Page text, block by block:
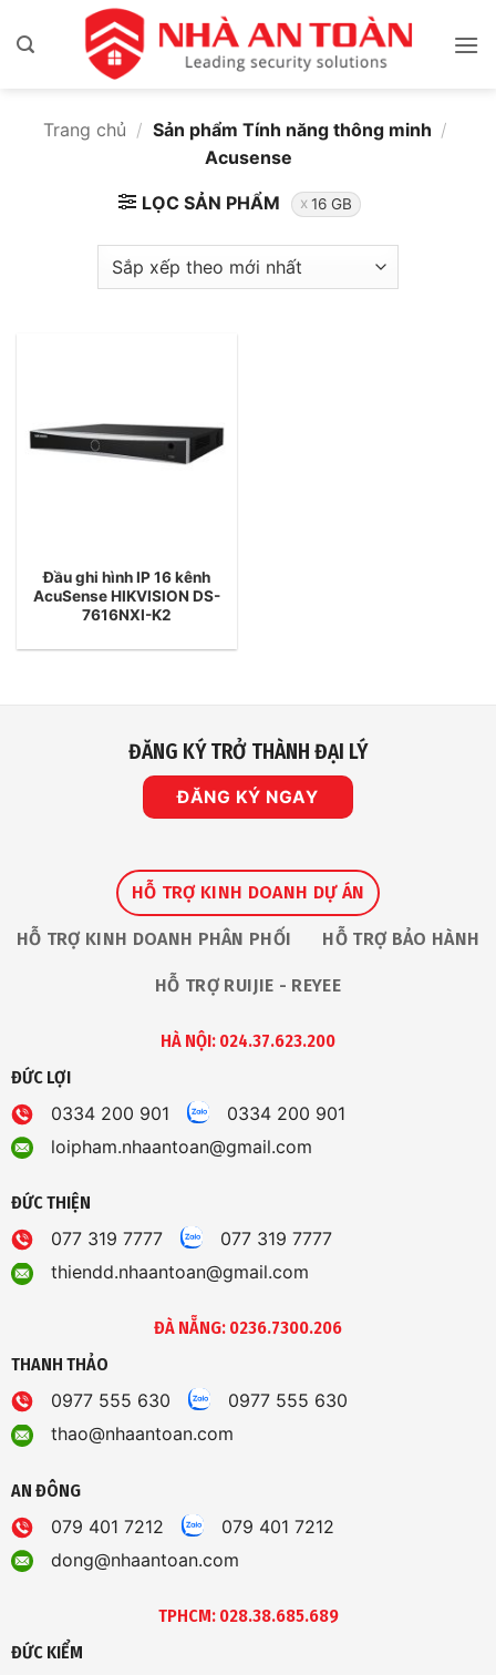
qua
Trang chủ / Sản phẩm Tính năng thông minh /
Acusense
LỌC SẢN PHẨM 16 GB
Đầu ghi hình IP 16 kênh
AcuSense HIKVISION DS-
7616NXI-K2
ĐĂNG KÝ TRỞ THÀNH ĐẠI LÝ
ĐĂNG KÝ NGAY
HỖ TRỢ KINH DOANH DỰ ÁN
HỖ TRỢ KINH DOANH PHÂN PHỐI HỖ TRỢ BẢO HÀNH
HỖ TRỢ RUIJIE - REYEE
HÀ NỘI: 024.37.623.200
ĐỨC LỢI
0334 200 901
0334 200 901
loipham.nhaantoan@gmail.com
ĐỨC THIỆN
077 319 7777
077 319 7777
thiendd.nhaantoan@gmail.com
ĐÀ NẴNG: 0236.7300.206
THANH THẢO
0977 555 630
0977 555 630
thao@nhaantoan.com
AN ĐÔNG
079 401 7212
079 401 7212
dong@nhaantoan.com
TPHCM: 028.38.685.689
ĐỨC KIỂM